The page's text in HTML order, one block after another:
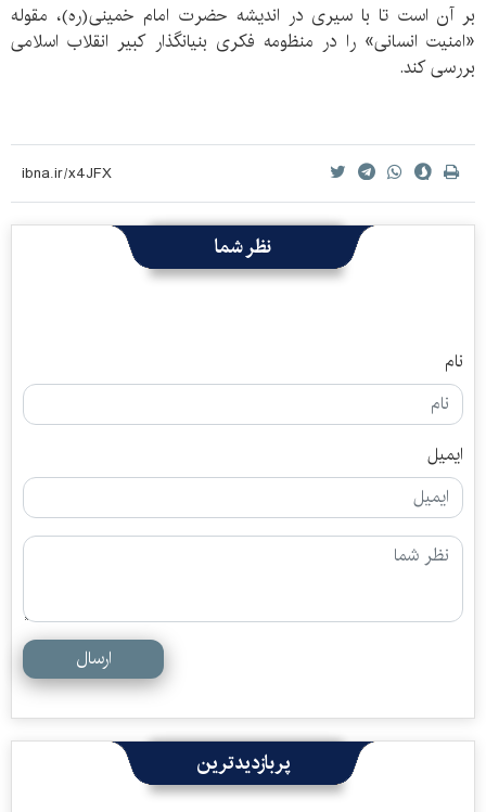
بر آن است تا با سیری در اندیشه حضرت امام خمینی(ره)، مقوله
«امنیت انسانی» را در منظومه فکری بنیانگذار کبیر انقلاب اسلامی
بررسی کند.
نظر شما
نام
ایمیل
ارسال
پربازدیدترین